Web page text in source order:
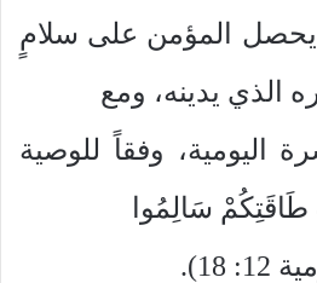
يحصل المؤمن على سلامٍ
الذي يدينه، ومع
اليومية، وفقاً للوصية
سَالِمُوا